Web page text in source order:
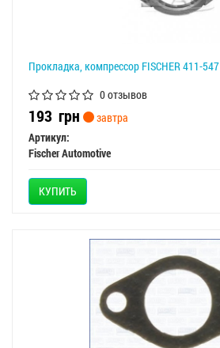
Прокладка, компрессор FISCHER 411-547
0 отзывов
193 грн
завтра
Артикул:
Fischer Automotive
КУПИТЬ